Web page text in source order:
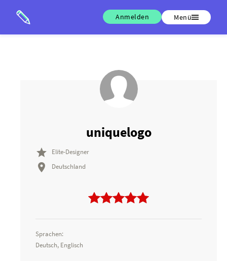
Anmelden Menü
uniquelogo
 Elite-Designer
 Deutschland
Sprachen:
Deutsch, Englisch